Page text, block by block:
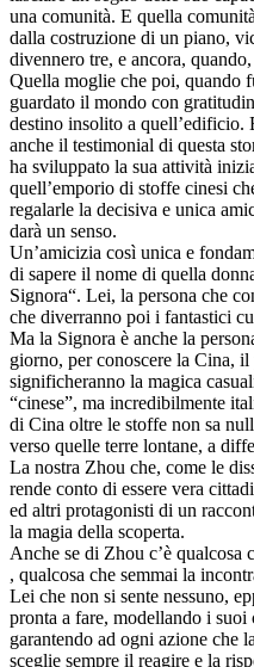
una comunità. E quella
dalla costruzione di un piano,
divennero tre, e ancora,
Quella moglie che poi, quando
guardato il mondo con
destino insolito a quell’edificio.
anche il testimonial di questa
ha sviluppato la sua attività
quell’emporio di stoffe cinesi
regalarle la decisiva e unica
darà un senso.
Un’amicizia così unica e
di sapere il nome di quella
Signora“. Lei, la persona che
che diverranno poi i fantastici
Ma la Signora è anche la
giorno, per conoscere la Cina,
significheranno la magica
“cinese”, ma incredibilmente
di Cina oltre le stoffe non sa
verso quelle terre lontane, a
La nostra Zhou che, come le
rende conto di essere vera
ed altri protagonisti di un
la magia della scoperta.
Anche se di Zhou c’è qualcosa
, qualcosa che semmai la
Lei che non si sente nessuno,
pronta a fare, modellando i
garantendo ad ogni azione che
sceglie sempre il reagire e la